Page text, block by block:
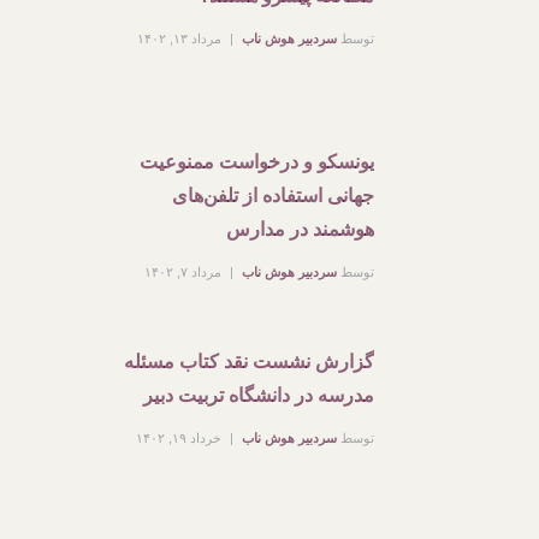
توسط سردبیر هوش ناب مرداد ۱۳, ۱۴۰۲
یونسکو و درخواست ممنوعیت
جهانی استفاده از تلفن‌های
هوشمند در مدارس
توسط سردبیر هوش ناب مرداد ۷, ۱۴۰۲
گزارش نشست نقد کتاب مسئله
مدرسه در دانشگاه تربیت دبیر
توسط سردبیر هوش ناب خرداد ۱۹, ۱۴۰۲